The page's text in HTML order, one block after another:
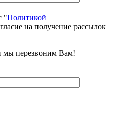
"Политикой
на получение рассылок
мы перезвоним Вам!